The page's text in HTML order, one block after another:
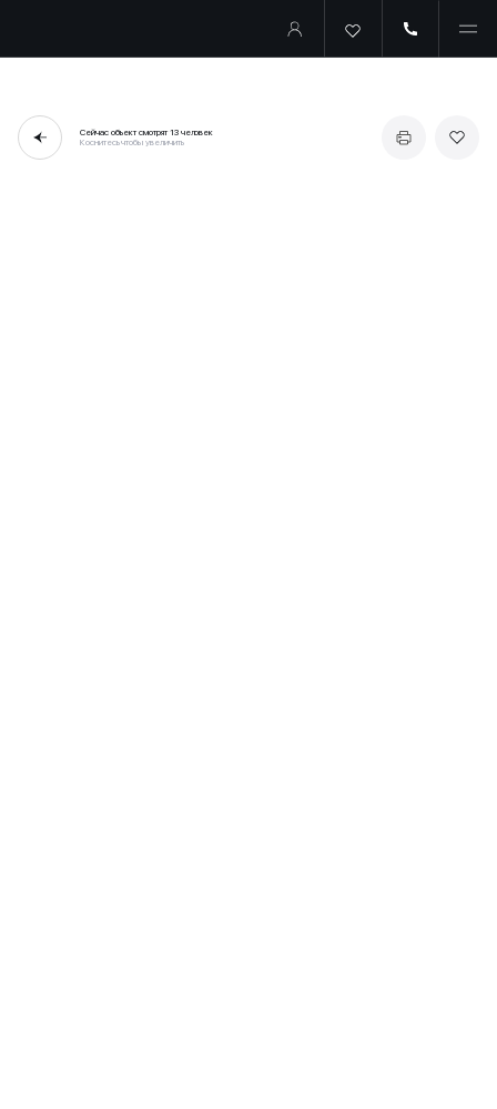
Сейчас объект смотрят13 человек
Коснитесь чтобы увеличить